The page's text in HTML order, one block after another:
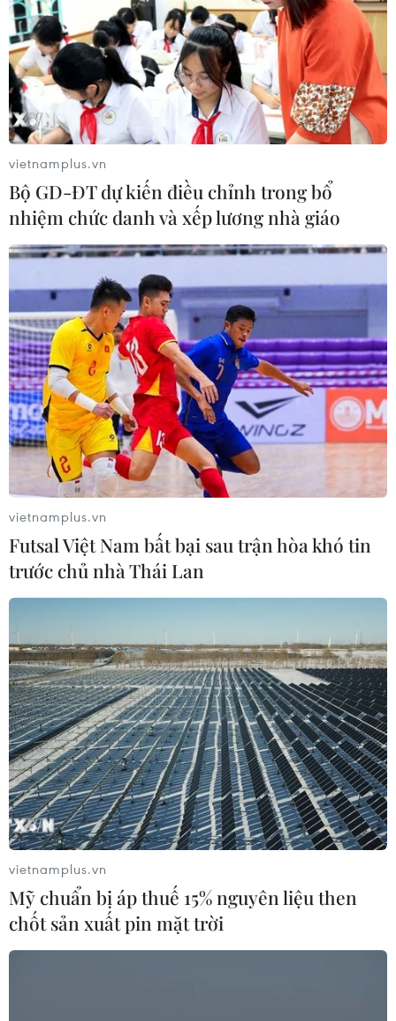
FourFourTwo (4-4-2) có một bài dài phân tích chiến
thắng của đội tuyển Việt Nam trước Malaysia và khẳng
định "chiến thắng của đội tuyển quốc gia Việt Nam là
hoàn toàn xứng đáng.”
vietnamplus.vn
Bộ GD-ĐT dự kiến điều chỉnh trong bổ
nhiệm chức danh và xếp lương nhà giáo
vietnamplus.vn
Futsal Việt Nam bất bại sau trận hòa khó tin
trước chủ nhà Thái Lan
vietnamplus.vn
Mỹ chuẩn bị áp thuế 15% nguyên liệu then
chốt sản xuất pin mặt trời